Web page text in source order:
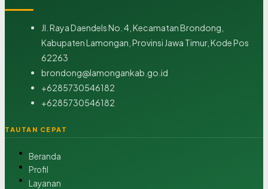
Jl. Raya Daendels No. 4, Kecamatan Brondong,
Kabupaten Lamongan, Provinsi Jawa Timur, Kode Pos
62263
brondong@lamongankab.go.id
+6285730546182
+6285730546182
TAUTAN CEPAT
Beranda
Profil
Layanan